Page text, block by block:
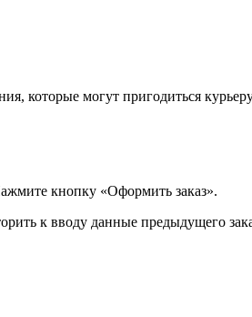
которые могут пригодиться
кнопку «Оформить заказ».
к вводу данные предыдущего